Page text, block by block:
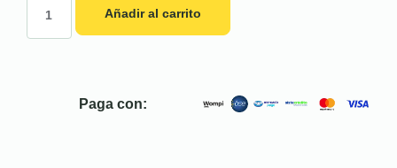
Añadir al carrito
Paga con: